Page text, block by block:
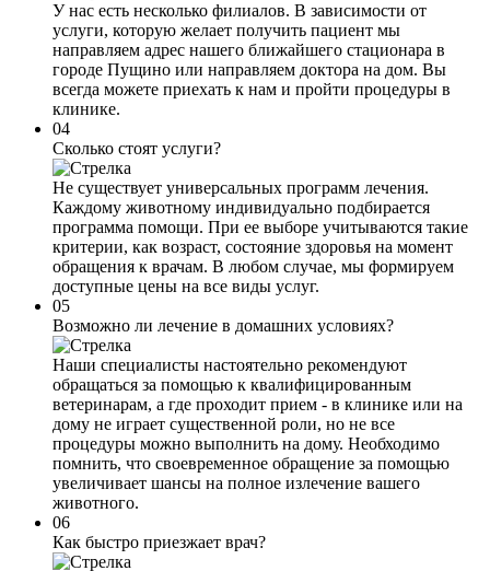
У нас есть несколько филиалов. В зависимости от
услуги, которую желает получить пациент мы
направляем адрес нашего ближайшего стационара в
городе Пущино или направляем доктора на дом. Вы
всегда можете приехать к нам и пройти процедуры в
клинике.
04
Сколько стоят услуги?
Не существует универсальных программ лечения.
Каждому животному индивидуально подбирается
программа помощи. При ее выборе учитываются такие
критерии, как возраст, состояние здоровья на момент
обращения к врачам. В любом случае, мы формируем
доступные цены на все виды услуг.
05
Возможно ли лечение в домашних условиях?
Наши специалисты настоятельно рекомендуют
обращаться за помощью к квалифицированным
ветеринарам, а где проходит прием - в клинике или на
дому не играет существенной роли, но не все
процедуры можно выполнить на дому. Необходимо
помнить, что своевременное обращение за помощью
увеличивает шансы на полное излечение вашего
животного.
06
Как быстро приезжает врач?